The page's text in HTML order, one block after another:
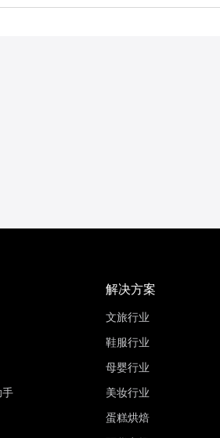
手
解决方案
文旅行业
鞋服行业
母婴行业
美妆行业
蛋糕烘焙